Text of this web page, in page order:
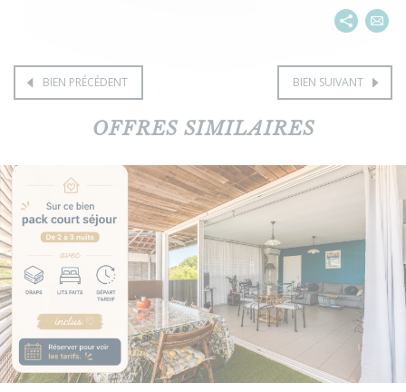
BIEN PRÉCÉDENT BIEN SUIVANT
OFFRES SIMILAIRES